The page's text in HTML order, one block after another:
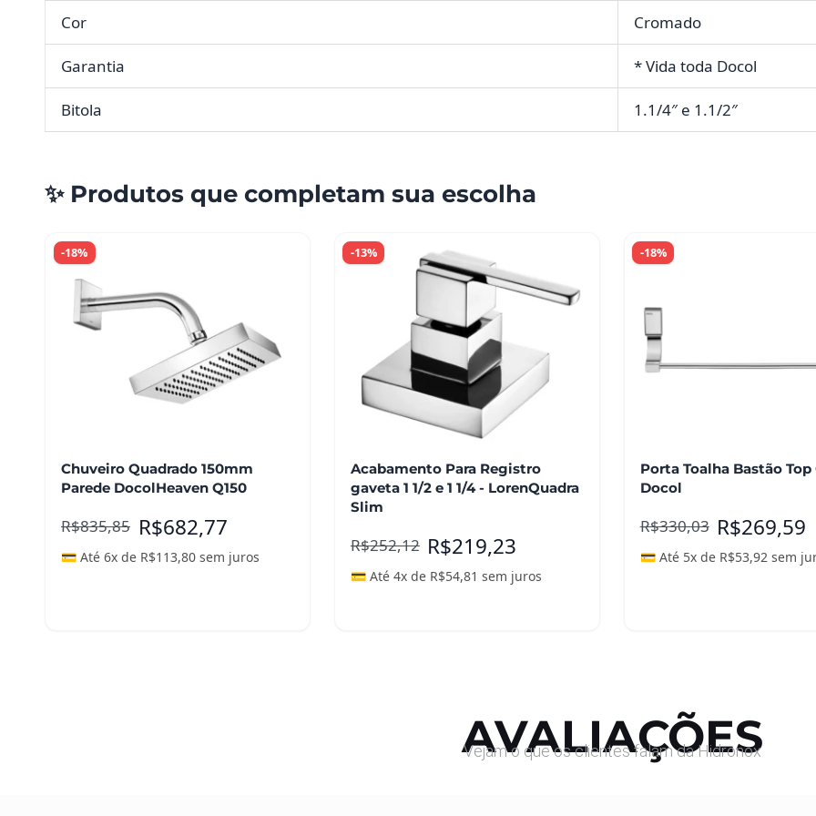
Cor Cromado
Garantia * Vida toda Docol
Bitola 1.1/4″ e 1.1/2″
✨ Produtos que completam sua escolha
-18%
Chuveiro Quadrado 150mm
Parede DocolHeaven Q150
R$835,85 R$682,77
💳 Até 6x de R$113,80 sem juros
-13%
Acabamento Para Registro
gaveta 1 1/2 e 1 1/4 - LorenQuadra
Slim
R$252,12 R$219,23
💳 Até 4x de R$54,81 sem juros
-18%
Porta Toalha Bastão
Docol
R$330,03 R$269,59
💳 Até 5x de R$53,92sem
AVALIAÇÕES
Vejam o que os clientes falam da Hidronox